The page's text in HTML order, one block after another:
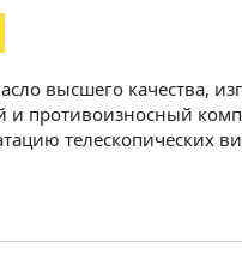
высшего качества,
противоизносный
телескопических